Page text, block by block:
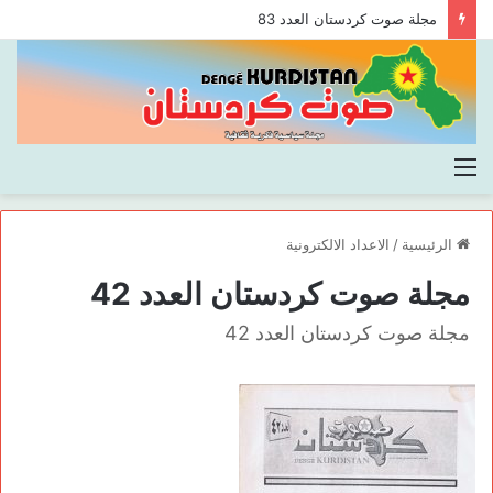
مجلة صوت كردستان العدد 83
القائمة
الرئيسية / الاعداد الالكترونية
مجلة صوت كردستان العدد 42
مجلة صوت كردستان العدد 42